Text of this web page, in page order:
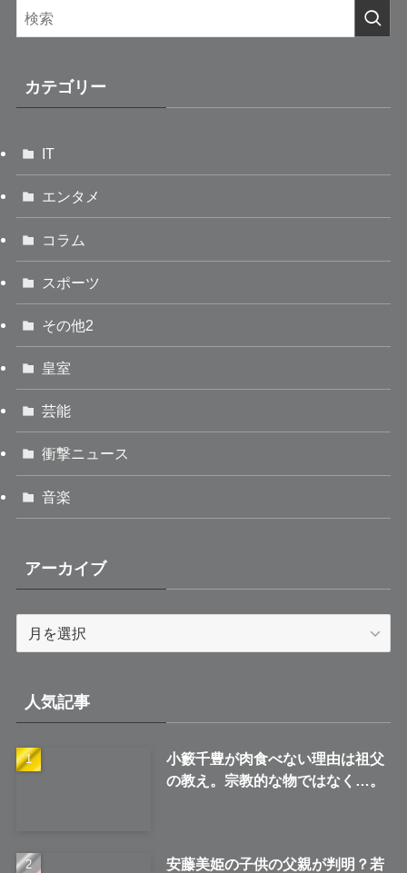
カテゴリー
IT
エンタメ
コラム
スポーツ
その他2
皇室
芸能
衝撃ニュース
音楽
アーカイブ
ブ
人気記事
小籔千豊が肉食べない理由は祖父
の教え。宗教的な物ではなく…。
安藤美姫の子供の父親が判明？若